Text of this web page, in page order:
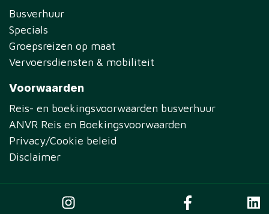
Busverhuur
Specials
Groepsreizen op maat
Vervoersdiensten & mobiliteit
Voorwaarden
Reis- en boekingsvoorwaarden busverhuur
ANVR Reis en Boekingsvoorwaarden
Privacy/Cookie beleid
Disclaimer